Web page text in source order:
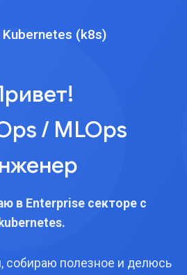
Kubernetes (k8s)
/ MLOps
в Enterprise секторе с
kubernetes.
собираю полезное и делюсь